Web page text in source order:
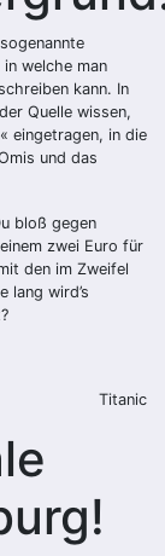
welche man
kann. In
Quelle wissen,
eingetragen, in die
und das
bloß gegen
zwei Euro für
den im Zweifel
lang wird’s
Titanic